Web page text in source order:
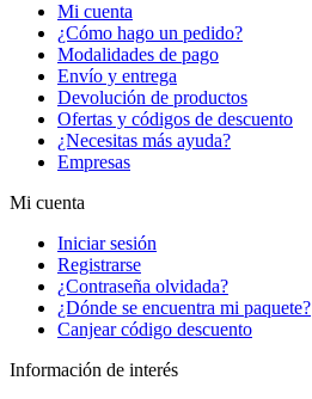
Mi cuenta
¿Cómo hago un pedido?
Modalidades de pago
Envío y entrega
Devolución de productos
Ofertas y códigos de descuento
¿Necesitas más ayuda?
Empresas
Mi cuenta
Iniciar sesión
Registrarse
¿Contraseña olvidada?
¿Dónde se encuentra mi paquete?
Canjear código descuento
Información de interés